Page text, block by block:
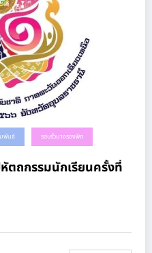
มพันธ์ รอบรั้วนางรองพิท
ตถกรรมนักเรียนครั้งที่